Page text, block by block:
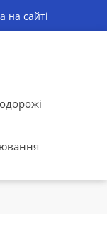
на сайті